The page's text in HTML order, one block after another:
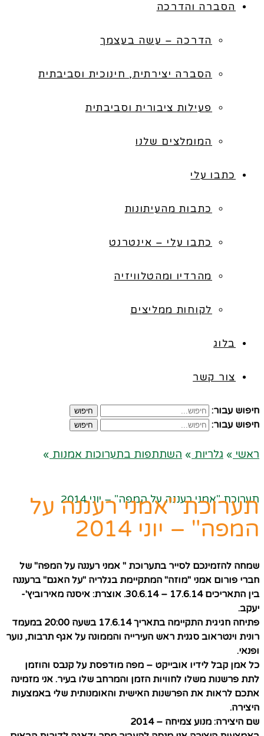
הסברה והדרכה
הדרכה – עשה בעצמך
הסברה יצירתית, חינוכית וסביבתית
פעילות ציבורית וסביבתית
המומלצים שלנו
כתבו עלי
כתבות מהעיתונות
כתבו עלי – אינטרנט
מהרדיו ומהטלוויזיה
לקוחות ממליצים
בלוג
צור קשר
חיפוש עבור: חיפוש
חיפוש עבור: חיפוש
ראשי » גלריות » השתתפות בתערוכות אמנות »
תערוכת "אמני רעננה על המפה" – יוני 2014
תערוכת "אמני רעננה על
המפה" – יוני 2014
שמחה להזמינכם לסייר בתערוכת " אמני רעננה על המפה" של
חברי פורום אמני "מוזה" המתקיימת בגלריה "על האגם" ברעננה
בין התאריכים 17.6.14 – 30.6.14. אוצרת: איסנה מאירוביץ'-
יעקב.
פתיחה חגיגית התקיימה בתאריך 17.6.14 בשעה 20:00 במעמד
רונית וינטראוב סגנית ראש העירייה והממונה על אגף תרבות, נוער
ופנאי.
כל אמן קבל לידיו אובייקט – מפה מודפסת על קנבס והוזמן
לתת פרשנות משלו לחוויות הזמן והמרחב שלו בעיר. אני מזמינה
אתכם לראות את הפרשנות האישית והאומנותית שלי באמצעות
היצירה.
שם היצירה: מנוע צמיחה – 2014